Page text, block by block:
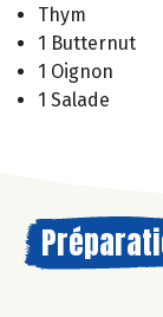
Thym
1 Butternut
1 Oignon
1 Salade